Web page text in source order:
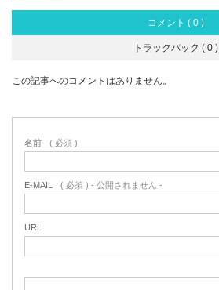
コメント ( 0 )
トラックバック ( 0 )
この記事へのコメントはありません。
名前 ( 必須 )
E-MAIL ( 必須 ) - 公開されません -
URL